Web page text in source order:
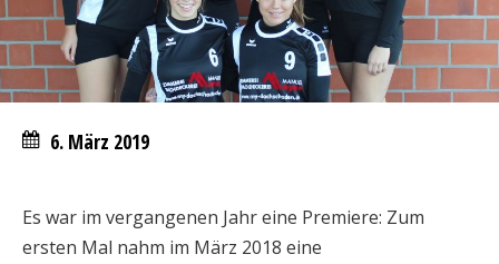
6. März 2019
Es war im vergangenen Jahr eine Premiere: Zum
ersten Mal nahm im März 2018 eine